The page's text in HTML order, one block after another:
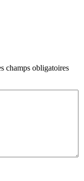
champs obligatoires